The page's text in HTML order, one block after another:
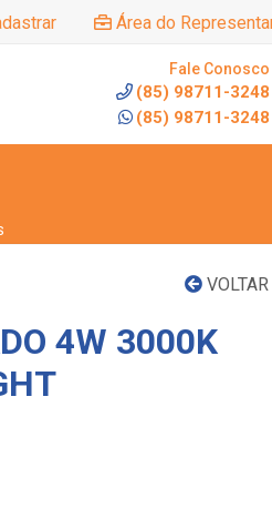
Área do
Fale Conosco
(85) 98711-3248
(85) 98711-3248
VOLTAR
4W 3000K